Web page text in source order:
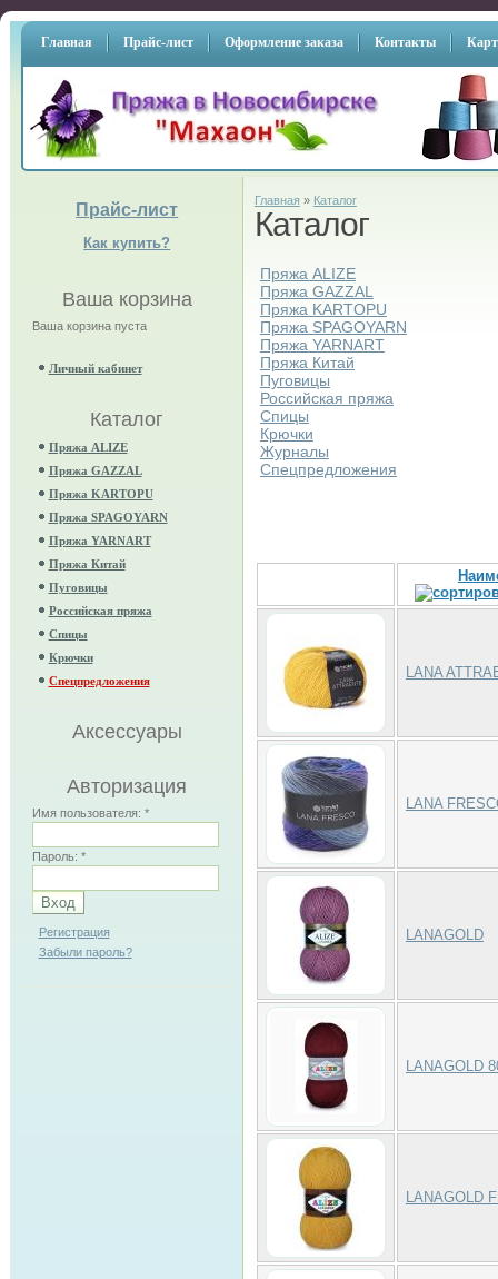
Главная Прайс-лист Оформление заказа Контакты
Прайс-лист
Как купить?
Ваша корзина
Ваша корзина пуста
Личный кабинет
Каталог
Пряжа ALIZE
Пряжа GAZZAL
Пряжа KARTOPU
Пряжа SPAGOYARN
Пряжа YARNART
Пряжа Китай
Пуговицы
Российская пряжа
Спицы
Крючки
Спецпредложения
Аксессуары
Авторизация
Имя пользователя: *
Пароль: *
Регистрация
Забыли пароль?
Главная » Каталог
Каталог
Пряжа ALIZE
Пряжа GAZZAL
Пряжа KARTOPU
Пряжа SPAGOYARN
Пряжа YARNART
Пряжа Китай
Пуговицы
Российская пряжа
Спицы
Крючки
Журналы
Спецпредложения
LANA
LANA
LANAGOLD
LANAGOLD
LANAGOLD